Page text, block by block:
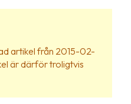
artikel från 2015-02-
är därför troligtvis